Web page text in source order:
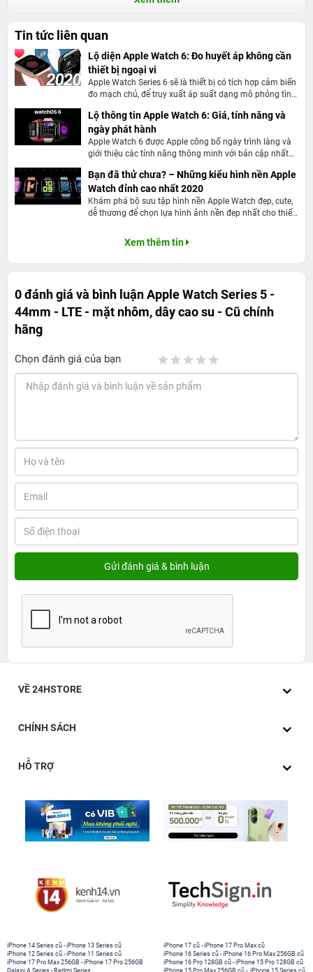
eSim sẽ giúp chiếc Apple Watch S5 của bạn có thể nghe,
gọi độc lập mà không cần phải liên kết với điện thoại.
biệt phiên bản LTE và GPS
Với Apple Watch S5 LTE sẽ có núm vặn Digital Crown
viền màu đỏ còn với bản GPS thì nút vặn sẽ có màu trơn
đồng màu với thân đồng hồ.
Đo nhịp tim liên tục và chính xác
Apple Watch Series 5 44mm LTE có cảm biến điện tử đo
nhịp tim một cách chính xác, bạn hoàn toàn có thể liếc
nhanh để kiểm tra nhịp tim của mình.
Màn hình không bao giờ tắt (Always - on) là màn hình tự
động chuyển đổi chế độ hiển thị giúp người dùng có thể
Tin tức liên quan
Lộ diện Apple Watch 6: Đo huyết áp không cần
thiết bị ngoại vi
Apple Watch Series 6 sẽ là thiết bị có tích hợp cảm biến
đo mạch chủ, để truy xuất áp suất dạng mô phỏng tình
Lộ thông tin Apple Watch 6: Giá, tính năng và
ngày phát hành
Apple Watch 6 được Apple công bố ngày trình làng và
giới thiệu các tính năng thông minh với bản cập nhất
Bạn đã thử chưa? – Những kiểu hình nền Apple
Watch đỉnh cao nhất 2020
Khám phá bộ sưu tập hình nền Apple Watch đẹp, cute,
dễ thương để chọn lựa hình ảnh nền đep nhất cho thiết
Xem thêm tin
0 đánh giá và bình luậnApple Watch Series 5 -
44mm - LTE - mặt nhôm, dây cao su - Cũ chính
hãng
Chọn đánh giá của bạn
VỀ 24HSTORE
CHÍNH SÁCH
HỖ TRỢ
iPhone 14 Series cũ -iPhone 13 Series cũ
iPhone 12 Series cũ -iPhone 11 Series cũ
iPhone 17 Pro Max 256GB -iPhone 17 Pro 256GB
iPhone 17 cũ -iPhone 17 Pro Max cũ
iPhone 16 Series cũ - iPhone 16 Pro Max 256GB cũ
iPhone 16 Pro 128GB cũ -iPhone 15 Pro 128GB cũ